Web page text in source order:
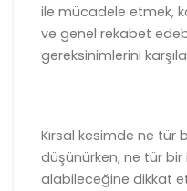
ile mücadele etmek,
ve genel rekabet
gereksinimlerini
Kırsal kesimde ne tür
düşünürken, ne tür
alabileceğine dikkat